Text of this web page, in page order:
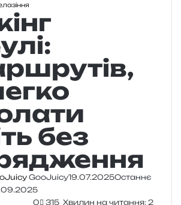
без
GooJuicy19.07.2025Останнє
0
315 Хвилин на читання: 2